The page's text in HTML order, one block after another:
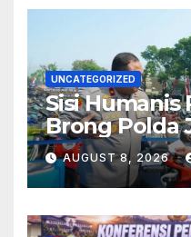
UNCATEGORIZED
Sisi Humanis
Brong Polda
Pengendara
Knalpot
AUGUST 8, 2026